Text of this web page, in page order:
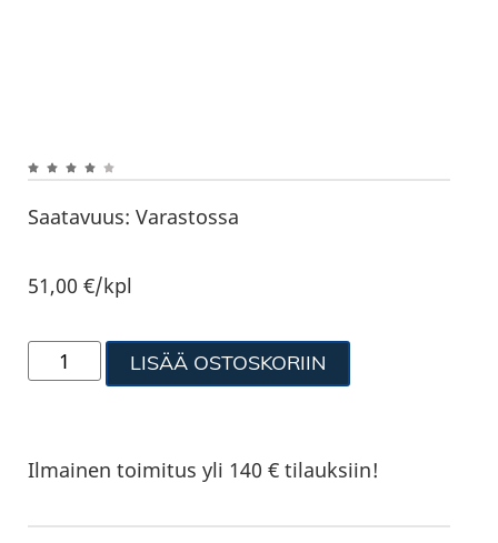
Saatavuus: Varastossa
51,00€/kpl
LISÄÄ OSTOSKORIIN
Ilmainen toimitus yli 140 € tilauksiin!